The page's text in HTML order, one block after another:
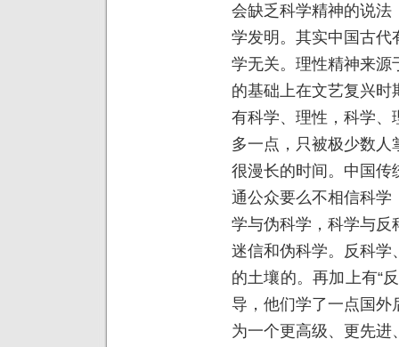
会缺乏科学精神的说法
学发明。其实中国古代
学无关。理性精神来源
的基础上在文艺复兴
有科学、理性，科学、
多一点，只被极少数
很漫长的时间。中国传
通公众要么不相信科学
学与伪科学，科学与反
迷信和伪科学。反科学
的土壤的。再加上有“
导，他们学了一点国外
为一个更高级、更先